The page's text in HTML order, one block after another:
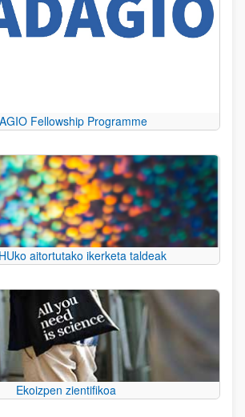
Fellowship Programme
aitortutako ikerketa taldeak
Ekoizpen zientifikoa